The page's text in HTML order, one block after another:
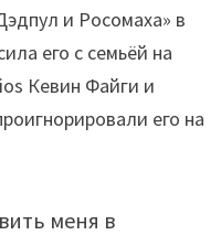
и Росомаха» в
его с семьёй на
Кевин Файги и
его на
меня в